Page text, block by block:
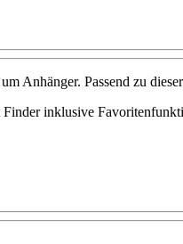
Anhänger. Passend zu
inklusive